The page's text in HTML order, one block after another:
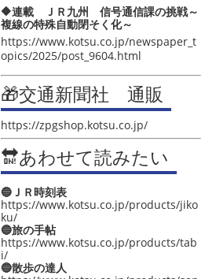
🔶連載 ＪＲ九州 信号通信課の挑戦～
複線の特殊自動閉そく化～
https://www.kotsu.co.jp/newspaper_t
opics/2025/post_9604.html
🎁交通新聞社 通販
https://zpgshop.kotsu.co.jp/
🔛あわせて読みたい
🔵ＪＲ時刻表
https://www.kotsu.co.jp/products/jiko
ku/
🔵旅の手帖
https://www.kotsu.co.jp/products/tab
i/
🔵散歩の達人